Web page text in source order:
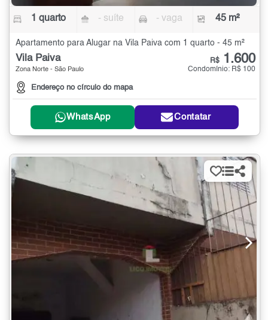
1 quarto - suíte - vaga 45 m²
Apartamento para Alugar na Vila Paiva com 1 quarto - 45 m²
Vila Paiva
Zona Norte - São Paulo
Endereço no círculo do mapa
R$ 1.600
Condomínio: R$ 100
WhatsApp Contatar